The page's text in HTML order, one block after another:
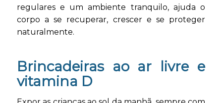
regulares e um ambiente tranquilo, ajuda o
corpo a se recuperar, crescer e se proteger
naturalmente.
Brincadeiras ao ar livre e
vitamina D